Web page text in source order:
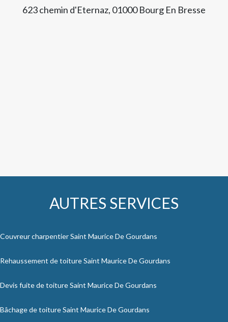
623 chemin d'Eternaz, 01000 Bourg En Bresse
AUTRES SERVICES
Couvreur charpentier Saint Maurice De Gourdans
Rehaussement de toiture Saint Maurice De Gourdans
Devis fuite de toiture Saint Maurice De Gourdans
Bâchage de toiture Saint Maurice De Gourdans